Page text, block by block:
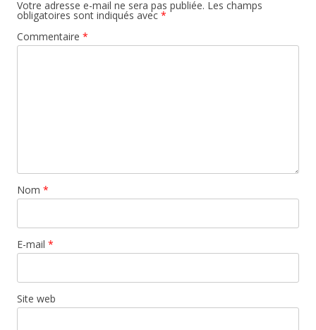
Votre adresse e-mail ne sera pas publiée. Les champs
obligatoires sont indiqués avec *
Commentaire *
Nom *
E-mail *
Site web